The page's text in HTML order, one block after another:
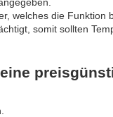
welches die Funktion
somit sollten